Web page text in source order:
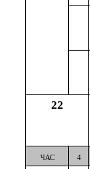
22
ЧАС 4